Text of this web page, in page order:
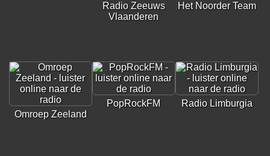
Radio Zeeuws
Vlaanderen
Het Noorder Team
Omroep Zeeland
PopRockFM Radio Limburgia